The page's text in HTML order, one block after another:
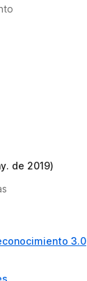
de 2019)
3.0